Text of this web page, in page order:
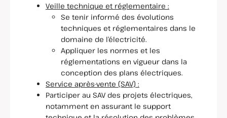
Veille technique et réglementaire :
Se tenir informé des évolutions
techniques et réglementaires dans le
domaine de l’électricité.
Appliquer les normes et les
réglementations en vigueur dans la
conception des plans électriques.
Service après-vente (SAV) :
Participer au SAV des projets électriques,
notamment en assurant le support